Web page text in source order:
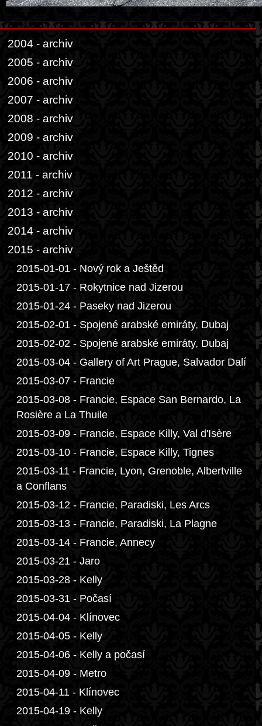
2004 - archiv
2005 - archiv
2006 - archiv
2007 - archiv
2008 - archiv
2009 - archiv
2010 - archiv
2011 - archiv
2012 - archiv
2013 - archiv
2014 - archiv
2015 - archiv
2015-01-01 - Nový rok a Ještěd
2015-01-17 - Rokytnice nad Jizerou
2015-01-24 - Paseky nad Jizerou
2015-02-01 - Spojené arabské emiráty, Dubaj
2015-02-02 - Spojené arabské emiráty, Dubaj
2015-03-04 - Gallery of Art Prague, Salvador Dalí
2015-03-07 - Francie
2015-03-08 - Francie, Espace San Bernardo, La
Rosière a La Thuile
2015-03-09 - Francie, Espace Killy, Val d'Isère
2015-03-10 - Francie, Espace Killy, Tignes
2015-03-11 - Francie, Lyon, Grenoble, Albertville
a Conflans
2015-03-12 - Francie, Paradiski, Les Arcs
2015-03-13 - Francie, Paradiski, La Plagne
2015-03-14 - Francie, Annecy
2015-03-21 - Jaro
2015-03-28 - Kelly
2015-03-31 - Počasí
2015-04-04 - Klínovec
2015-04-05 - Kelly
2015-04-06 - Kelly a počasí
2015-04-09 - Metro
2015-04-11 - Klínovec
2015-04-19 - Kelly